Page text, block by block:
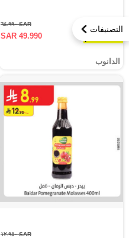
التصنيفات
SAR ٦٤.٩٩٠
SAR 49.990
الدانوب
SAR ١٢.٩٥٠